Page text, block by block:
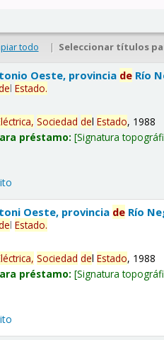
todo | Seleccionar títulos
Oeste, provincia de Río
lEstado.
Sociedad delEstado, 1988
préstamo: Signatura
Oeste, provincia de Río
lEstado.
Sociedad delEstado, 1988
préstamo: Signatura